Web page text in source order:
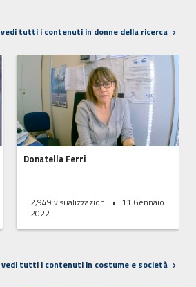
vedi tutti i contenuti in donne della ricerca
Donatella Ferri
2,949 visualizzazioni
11 Gennaio
2022
vedi tutti i contenuti in costume e società